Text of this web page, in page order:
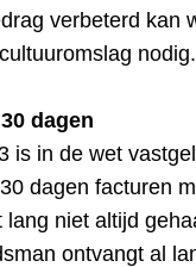
verbeterd kan
nodig.
dagen
is in de wet
dagen facturen
lang niet altijd
ontvangt al